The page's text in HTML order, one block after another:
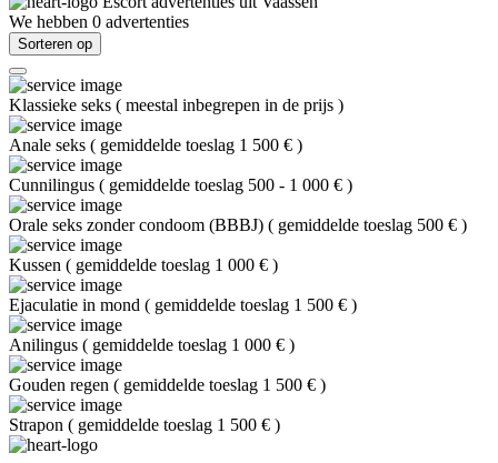
We hebben 0 advertenties
Sorteren op
Klassieke seks ( meestal inbegrepen in de prijs )
Anale seks ( gemiddelde toeslag 1 500 € )
Cunnilingus ( gemiddelde toeslag 500 - 1 000 € )
Orale seks zonder condoom (BBBJ) ( gemiddelde toeslag 500 € )
Kussen ( gemiddelde toeslag 1 000 € )
Ejaculatie in mond ( gemiddelde toeslag 1 500 € )
Anilingus ( gemiddelde toeslag 1 000 € )
Gouden regen ( gemiddelde toeslag 1 500 € )
Strapon ( gemiddelde toeslag 1 500 € )